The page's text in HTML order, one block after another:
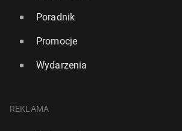
Poradnik
Promocje
Wydarzenia
REKLAMA